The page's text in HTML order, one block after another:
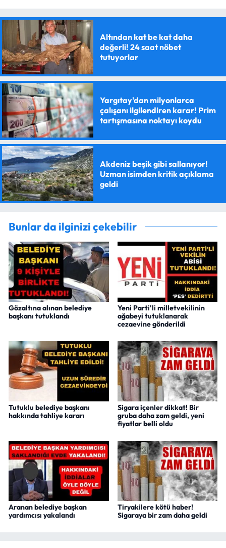
Altından kat be kat daha
değerli! 24 saat nöbet
tutuyorlar
Yargıtay'dan milyonlarca
çalışanı ilgilendiren karar! Prim
tartışmasına noktayı koydu
Akdeniz beşik gibi sallanıyor!
Uzman isimden kritik açıklama
geldi
Bunlar da ilginizi çekebilir
Gözaltına alınan belediye
başkanı tutuklandı
Yeni Parti'li milletvekilinin
ağabeyi tutuklanarak
cezaevine gönderildi
Tutuklu belediye başkanı
hakkında tahliye kararı
Sigara içenler dikkat! Bir
gruba daha zam geldi, yeni
fiyatlar belli oldu
Aranan belediye başkan
yardımcısı yakalandı
Tiryakilere kötü haber!
Sigaraya bir zam daha geldi